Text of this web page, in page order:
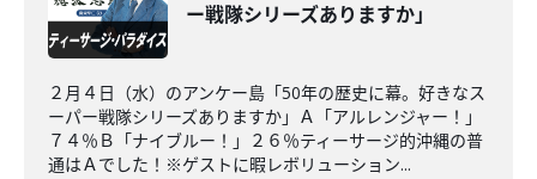
ー戦隊シリーズありますか」
２月４日（水）のアンケー島「50年の歴史に幕。好きなス
ーパー戦隊シリーズありますか」Ａ「アルレンジャー！」
７４％Ｂ「ナイブルー！」２６％ティーサージ的沖縄の普
通はＡでした！※ゲストに暇レボリューション...